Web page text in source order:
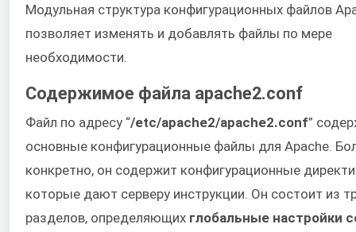
Модульная структура конфигурационных файлов
позволяет изменять и добавлять файлы по мере
необходимости.
Содержимое файла apache2.conf
Файл по адресу “/etc/apache2/apache2.conf”
основные конфигурационные файлы для Apache.
конкретно, он содержит конфигурационные
которые дают серверу инструкции. Он состоит из
разделов, определяющих глобальные настройки